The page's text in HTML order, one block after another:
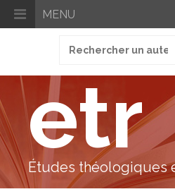
MENU
pour
etr
Études théologiques